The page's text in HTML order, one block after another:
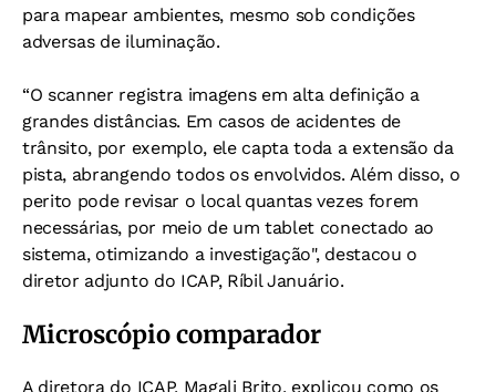
para mapear ambientes, mesmo sob condições
adversas de iluminação.
“O scanner registra imagens em alta definição a
grandes distâncias. Em casos de acidentes de
trânsito, por exemplo, ele capta toda a extensão da
pista, abrangendo todos os envolvidos. Além disso, o
perito pode revisar o local quantas vezes forem
necessárias, por meio de um tablet conectado ao
sistema, otimizando a investigação", destacou o
diretor adjunto do ICAP, Ríbil Januário.
Microscópio comparador
A diretora do ICAP, Magali Brito, explicou como os